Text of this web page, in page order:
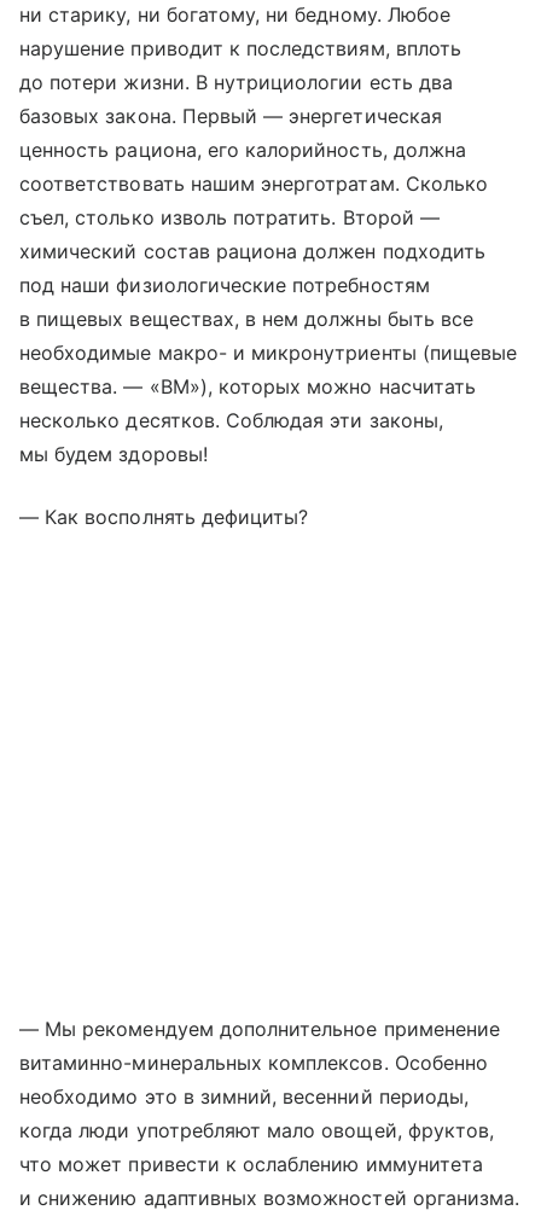
ни старику, ни богатому, ни бедному. Любое
нарушение приводит к последствиям, вплоть
до потери жизни. В нутрициологии есть два
базовых закона. Первый — энергетическая
ценность рациона, его калорийность, должна
соответствовать нашим энерготратам. Сколько
съел, столько изволь потратить. Второй —
химический состав рациона должен подходить
под наши физиологические потребностям
в пищевых веществах, в нем должны быть все
необходимые макро- и микронутриенты (пищевые
вещества. — «ВМ»), которых можно насчитать
несколько десятков. Соблюдая эти законы,
мы будем здоровы!
— Как восполнять дефициты?
— Мы рекомендуем дополнительное применение
витаминно-минеральных комплексов. Особенно
необходимо это в зимний, весенний периоды,
когда люди употребляют мало овощей, фруктов,
что может привести к ослаблению иммунитета
и снижению адаптивных возможностей организма.